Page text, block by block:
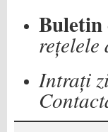
Buletin
Intrați